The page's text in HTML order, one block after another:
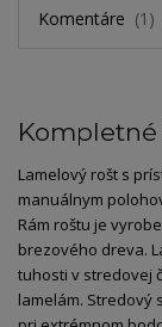
Komentáre
1
Lamelový rošt s
manuálnym
Rám roštu je
brezového dreva.
tuhosti v stredovej
lamelám. Stredový